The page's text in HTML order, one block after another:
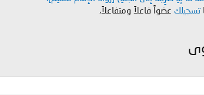
تسجيلك عضواً فاعلاً ومتفاعلاً،